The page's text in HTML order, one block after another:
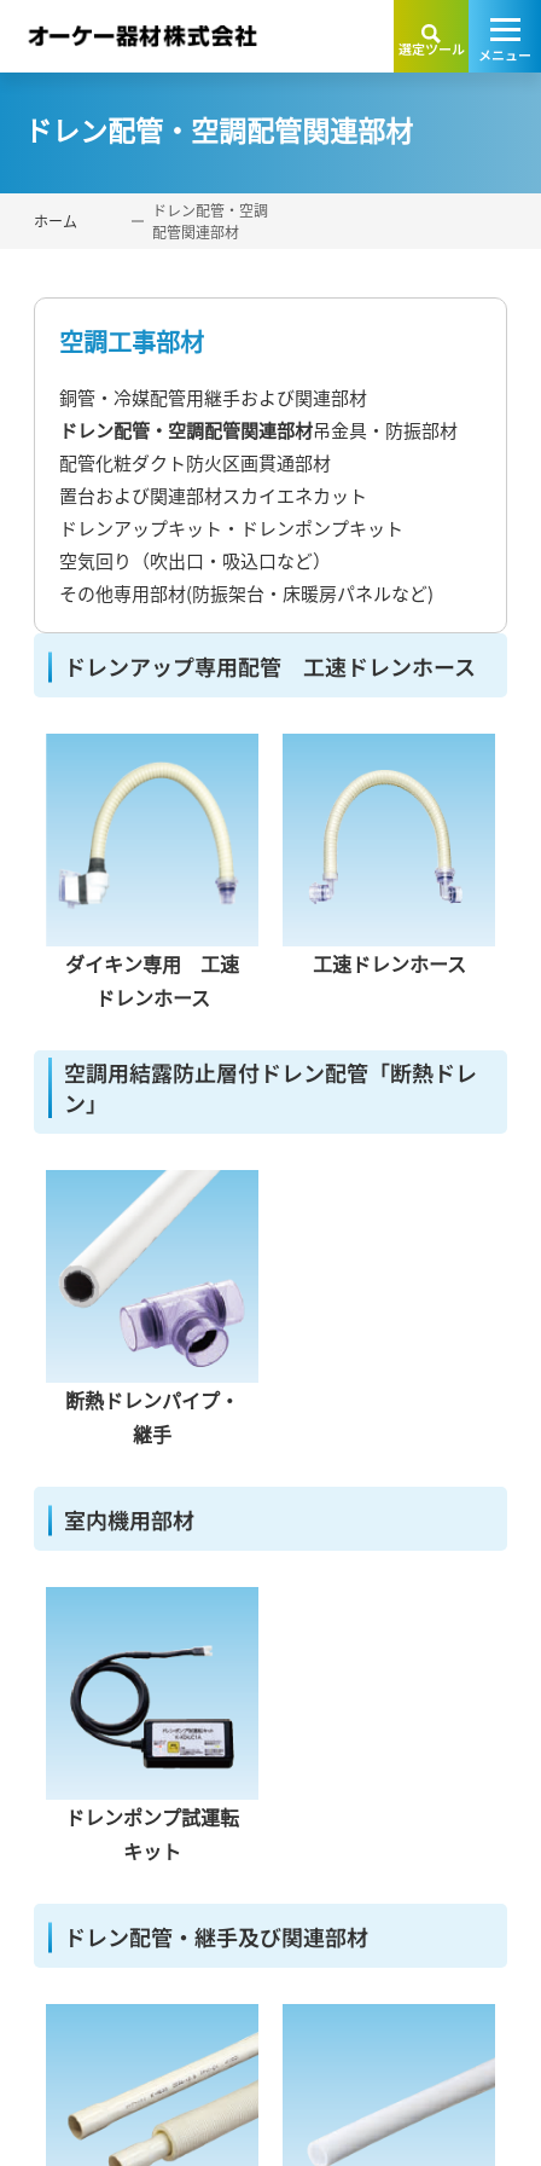
選定ツール
メニュー
閉じる
ドレン配管・空調配管関連部材
ホーム
ドレン配管・空調
配管関連部材
空調工事部材
銅管・冷媒配管用継手および関連部材
ドレン配管・空調配管関連部材吊金具・防振部材
配管化粧ダクト防火区画貫通部材
置台および関連部材スカイエネカット
ドレンアップキット・ドレンポンプキット
空気回り（吹出口・吸込口など）
その他専用部材(防振架台・床暖房パネルなど)
ドレンアップ専用配管 工速ドレンホース
ダイキン専用 工速
ドレンホース
工速ドレンホース
空調用結露防止層付ドレン配管「断熱ドレ
ン」
断熱ドレンパイプ・
継手
室内機用部材
ドレンポンプ試運転
キット
ドレン配管・継手及び関連部材